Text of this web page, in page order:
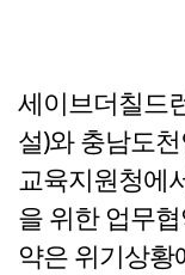
세이브더칠드
설)와 충남도
교육지원청에
을 위한 업무
약은 위기상황